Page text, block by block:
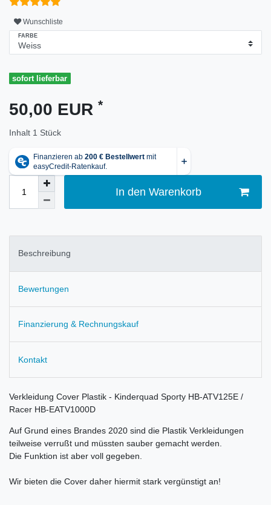
Wunschliste
FARBE
sofort lieferbar
50,00 EUR *
Inhalt 1 Stück
In den Warenkorb
Beschreibung
Bewertungen
Finanzierung & Rechnungskauf
Kontakt
Verkleidung Cover Plastik - Kinderquad Sporty HB-ATV125E /
Racer HB-EATV1000D
Auf Grund eines Brandes 2020 sind die Plastik Verkleidungen
teilweise verrußt und müssten sauber gemacht werden.
Die Funktion ist aber voll gegeben.
Wir bieten die Cover daher hiermit stark vergünstigt an!